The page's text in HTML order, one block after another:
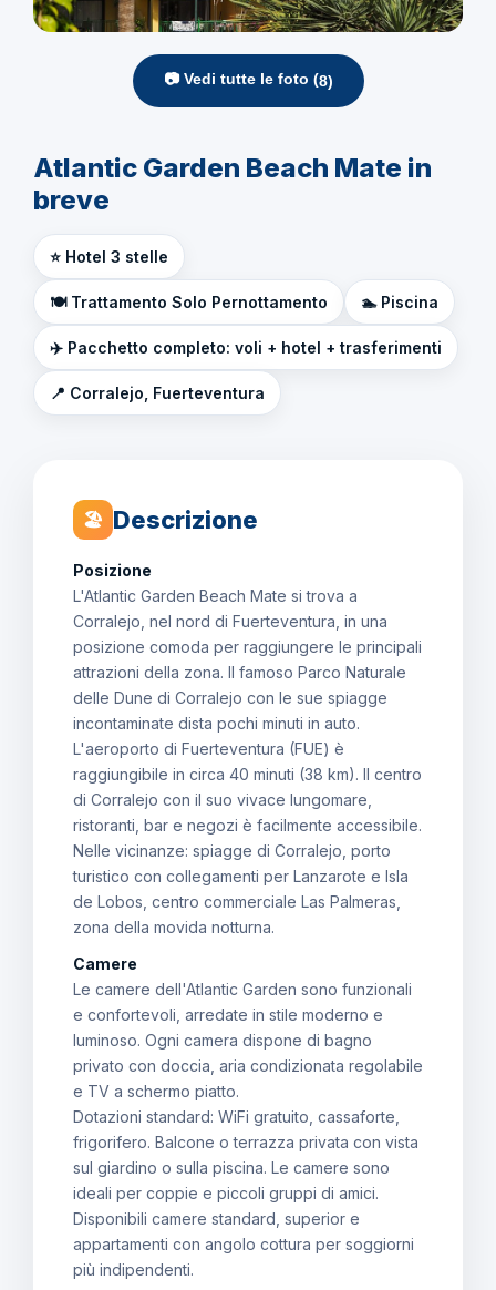
📷 Vedi tutte le foto (8)
Atlantic Garden Beach Mate in
breve
⭐ Hotel 3 stelle
🍽️ Trattamento Solo Pernottamento 🏊 Piscina
✈️ Pacchetto completo: voli + hotel + trasferimenti
📍 Corralejo, Fuerteventura
🏖 Descrizione
Posizione
L'Atlantic Garden Beach Mate si trova a
Corralejo, nel nord di Fuerteventura, in una
posizione comoda per raggiungere le principali
attrazioni della zona. Il famoso Parco Naturale
delle Dune di Corralejo con le sue spiagge
incontaminate dista pochi minuti in auto.
L'aeroporto di Fuerteventura (FUE) è
raggiungibile in circa 40 minuti (38 km). Il centro
di Corralejo con il suo vivace lungomare,
ristoranti, bar e negozi è facilmente accessibile.
Nelle vicinanze: spiagge di Corralejo, porto
turistico con collegamenti per Lanzarote e Isla
de Lobos, centro commerciale Las Palmeras,
zona della movida notturna.
Camere
Le camere dell'Atlantic Garden sono funzionali
e confortevoli, arredate in stile moderno e
luminoso. Ogni camera dispone di bagno
privato con doccia, aria condizionata regolabile
e TV a schermo piatto.
Dotazioni standard: WiFi gratuito, cassaforte,
frigorifero. Balcone o terrazza privata con vista
sul giardino o sulla piscina. Le camere sono
ideali per coppie e piccoli gruppi di amici.
Disponibili camere standard, superior e
appartamenti con angolo cottura per soggiorni
più indipendenti.